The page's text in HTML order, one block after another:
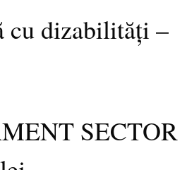
cu dizabilități –
SECTOR